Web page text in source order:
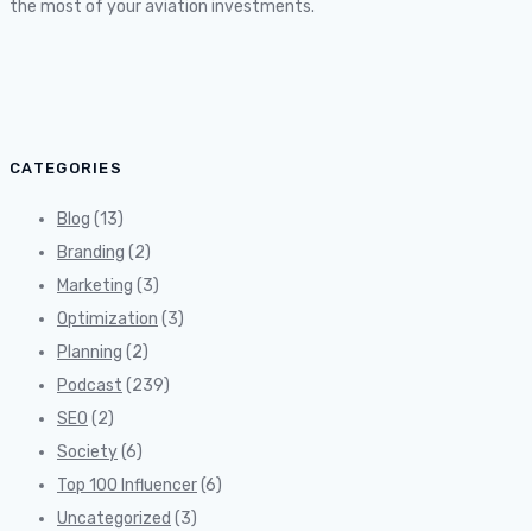
the most of your aviation investments.
CATEGORIES
Blog (13)
Branding (2)
Marketing (3)
Optimization (3)
Planning (2)
Podcast (239)
SEO (2)
Society(6)
Top 100 Influencer(6)
Uncategorized (3)